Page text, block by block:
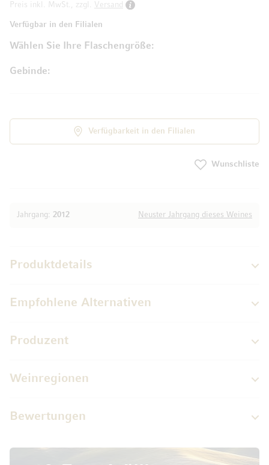
Jahrgang: 2012 Neuster Jahrgang dieses Weines
Wählen Sie Ihre Flaschengröße
Gebinde
Preis inkl. MwSt., zzgl.
Versand
Verfügbar in den Filialen
Verfügbarkeit in den Filialen
Wunschliste
Produktdetails
Empfohlene Alternativen
Produzent
Weinregionen
Bewertungen